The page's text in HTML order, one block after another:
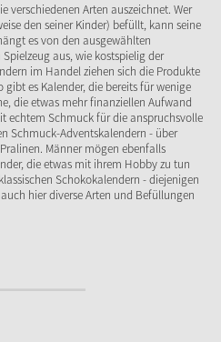
verschiedenen Arten auszeichnet. Wer
den seiner Kinder) befüllt, kann seine
es von den ausgewählten
aus, wie kostspielig der
im Handel ziehen sich die Produkte
es Kalender, die bereits für wenige
die etwas mehr finanziellen Aufwand
echtem Schmuck für die anspruchsvolle
Schmuck-Adventskalendern - über
Männer mögen ebenfalls
die etwas mit ihrem Hobby zu tun
Schokokalendern - diejenigen
hier diverse Arten und Befüllungen